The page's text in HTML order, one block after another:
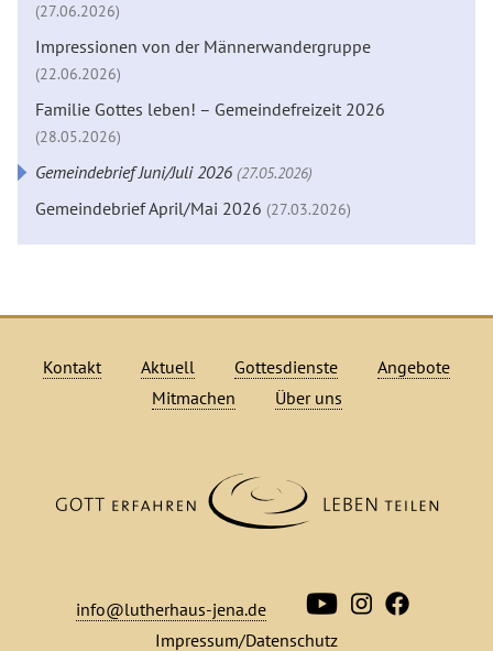
(27.06.2026)
Impressionen von der Männerwandergruppe
(22.06.2026)
Familie Gottes leben! – Gemeindefreizeit 2026
(28.05.2026)
Gemeindebrief Juni/Juli 2026 (27.05.2026)
Gemeindebrief April/Mai 2026 (27.03.2026)
Kontakt Aktuell Gottesdienste
Angebote
Mitmachen
Über uns
info@lutherhaus-jena.de
Impressum/Datenschutz